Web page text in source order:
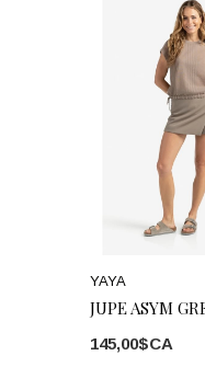
YAYA
JUPE ASYM
145,00$CA